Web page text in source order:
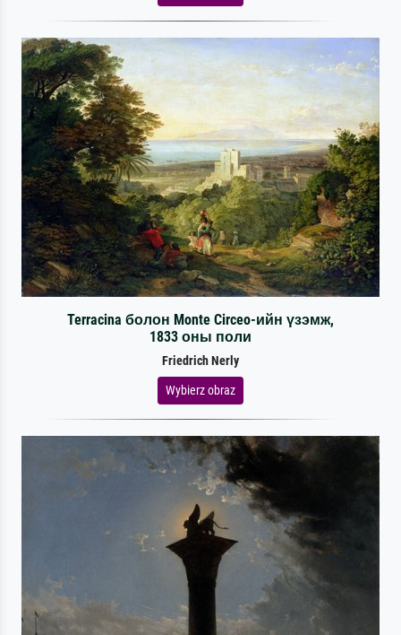
Terracina болон Monte Circeo-ийн үзэмж,
1833 оны поли
Friedrich Nerly
Wybierz obraz